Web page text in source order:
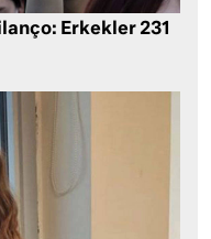
Erkekler 231